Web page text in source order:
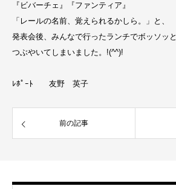
『ビバーチェ』『ファンティア』
「レールの名前、覚えられるかしら。」と、
発表会後、みんなで行ったランチでボッソッと
つぶやいてしまいました。!(^^)!
ﾚﾎﾟｰﾄ 友野 英子
前の記事